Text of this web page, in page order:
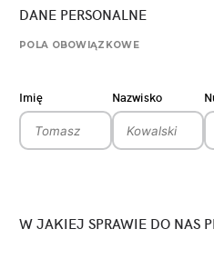
DANE PERSONALNE
POLA OBOWIĄZKOWE
Imię Nazwisko
W JAKIEJ SPRAWIE DO NAS